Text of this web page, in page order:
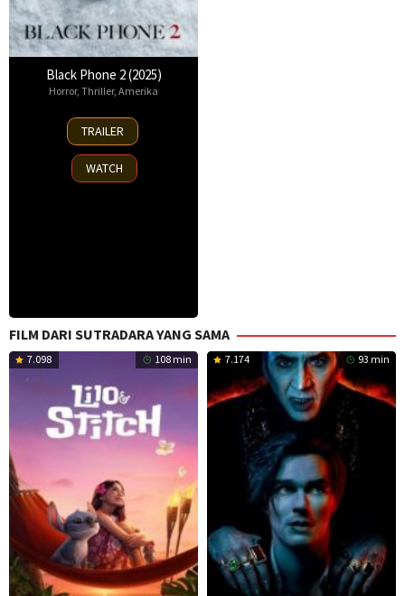
Black Phone 2 (2025)
Horror, Thriller, Amerika
15
Oct
2025
TRAILER
WATCH
FILM DARI SUTRADARA YANG SAMA
7.098 108 min 7.174 93 min